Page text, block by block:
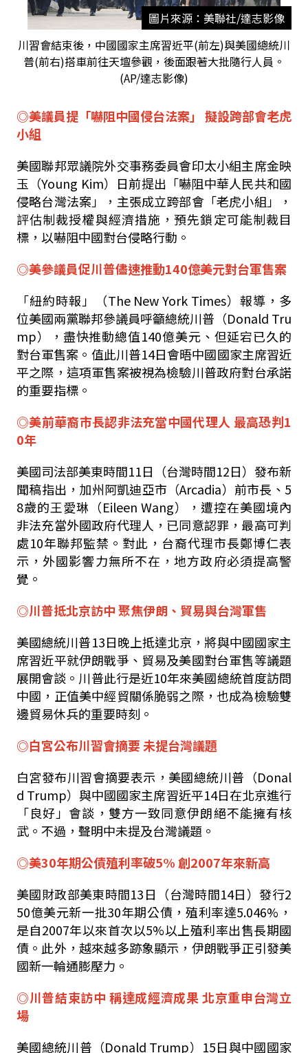
圖片來源：美聯社/達志影像
川習會結束後，中國國家主席習近平(前左)與美國總統川
普(前右)搭車前往天壇參觀，後面跟著大批隨行人員。
(AP/達志影像)
◎美議員提「嚇阻中國侵台法案」 擬設跨部會老虎
小組
美國聯邦眾議院外交事務委員會印太小組主席金映
玉（Young Kim）日前提出「嚇阻中華人民共和國
侵略台灣法案」，主張成立跨部會「老虎小組」，
評估制裁授權與經濟措施，預先鎖定可能制裁目
標，以嚇阻中國對台侵略行動。
◎美參議員促川普儘速推動140億美元對台軍售案
「紐約時報」（The New York Times）報導，多
位美國兩黨聯邦參議員呼籲總統川普（Donald Tru
mp），盡快推動總值140億美元、但延宕已久的
對台軍售案。值此川普14日會晤中國國家主席習近
平之際，這項軍售案被視為檢驗川普政府對台承諾
的重要指標。
◎美前華裔市長認非法充當中國代理人 最高恐判1
0年
美國司法部美東時間11日（台灣時間12日）發布新
聞稿指出，加州阿凱迪亞市（Arcadia）前市長、5
8歲的王愛琳（Eileen Wang），遭控在美國境內
非法充當外國政府代理人，已同意認罪，最高可判
處10年聯邦監禁。對此，台裔代理市長鄭博仁表
示，外國影響力無所不在，地方政府必須提高警
覺。
◎川普抵北京訪中 聚焦伊朗、貿易與台灣軍售
美國總統川普13日晚上抵達北京，將與中國國家主
席習近平就伊朗戰爭、貿易及美國對台軍售等議題
展開會談。川普此行是近10年來美國總統首度訪問
中國，正值美中經貿關係脆弱之際，也成為檢驗雙
邊貿易休兵的重要時刻。
◎白宮公布川習會摘要 未提台灣議題
白宮發布川習會摘要表示，美國總統川普（Donal
d Trump）與中國國家主席習近平14日在北京進行
「良好」會談，雙方一致同意伊朗絕不能擁有核
武。不過，聲明中未提及台灣議題。
◎美30年期公債殖利率破5% 創2007年來新高
美國財政部美東時間13日（台灣時間14日）發行2
50億美元新一批30年期公債，殖利率達5.046%，
是自2007年以來首次以5%以上殖利率出售長期國
債。此外，越來越多跡象顯示，伊朗戰爭正引發美
國新一輪通膨壓力。
◎川普結束訪中 稱達成經濟成果 北京重申台灣立
場
美國總統川普（Donald Trump）15日與中國國家